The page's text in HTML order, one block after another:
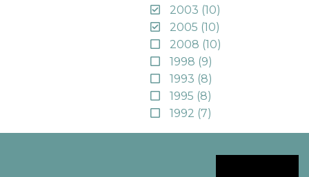
2003 (10)
2005 (10)
2008 (10)
1998 (9)
1993 (8)
1995 (8)
1992 (7)